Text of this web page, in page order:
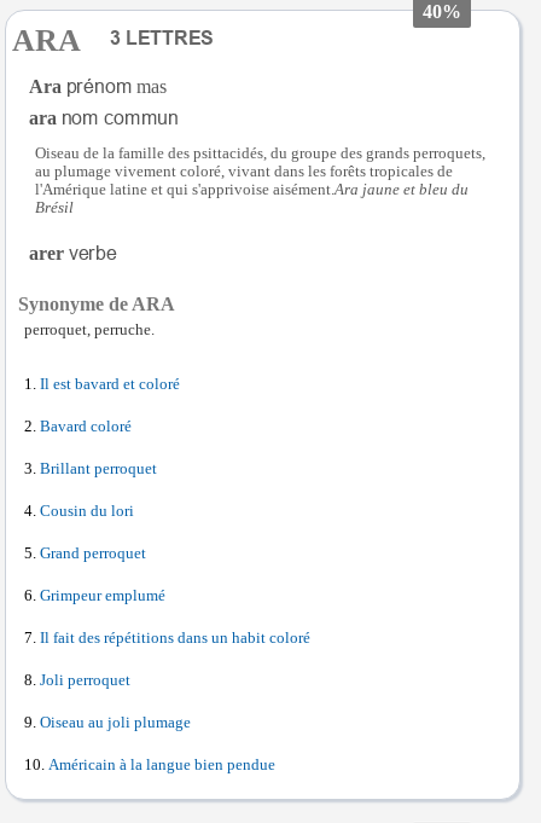
40%
ARA
Ara
mas
ara
Oiseau de la famille des psittacidés, du groupe des grands perroquets,
au plumage vivement coloré, vivant dans les forêts tropicales de
l'Amérique latine et qui s'apprivoise aisément.Ara jaune et bleu du
Brésil
arer
Synonyme de ARA
perroquet, perruche.
Il est bavard et coloré
Bavard coloré
Brillant perroquet
Cousin du lori
Grand perroquet
Grimpeur emplumé
Il fait des répétitions dans un habit coloré
Joli perroquet
Oiseau au joli plumage
Américain à la langue bien pendue